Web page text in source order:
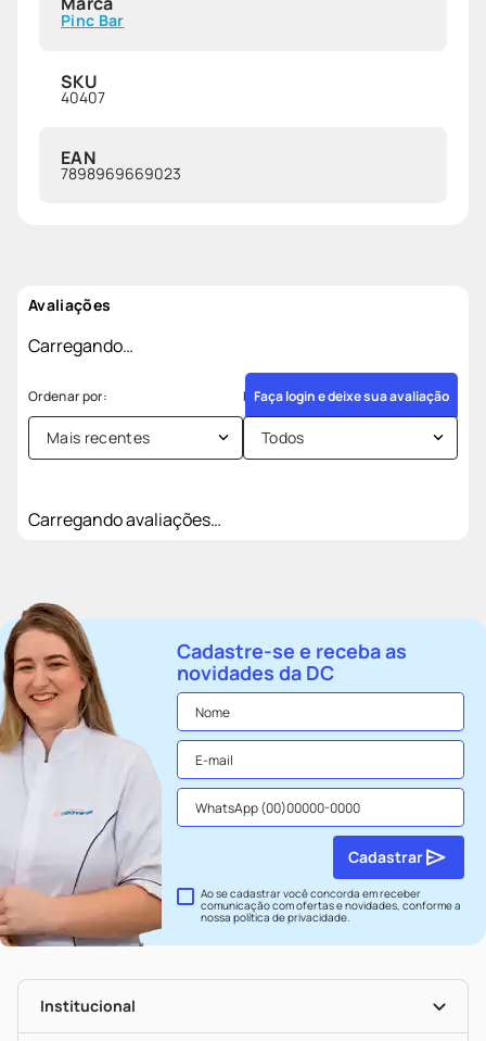
Pinc Bar
SKU
40407
EAN
7898969669023
Avaliações
Carregando…
Faça login e deixe sua avaliação
Mais recentes Todos
Carregando avaliações…
Cadastre-se e receba as
novidades da DC
Ao se cadastrar você concorda em receber
comunicação com ofertas e novidades, conforme a
nossapolítica de privacidade.
Cadastrar
Institucional